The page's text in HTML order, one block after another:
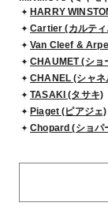
HARRY
Cartier (カルティ
Van Cleef &
CHAUMET (ショ
CHANEL (シャネ
TASAKI (タサキ)
Piaget (ピアジェ)
Chopard (ショパ